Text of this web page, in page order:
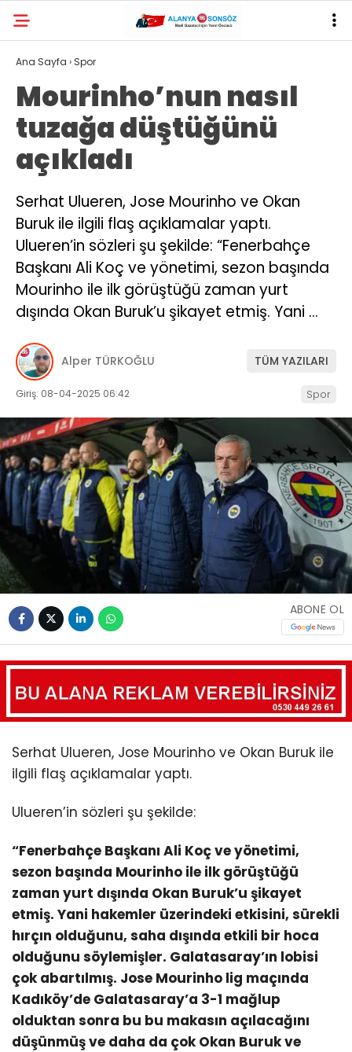
32°
Ana Sayfa › Spor
Mourinho’nun nasıl
tuzağa düştüğünü
açıkladı
Serhat Ulueren, Jose Mourinho ve Okan
Buruk ile ilgili flaş açıklamalar yaptı.
Ulueren’in sözleri şu şekilde: “Fenerbahçe
Başkanı Ali Koç ve yönetimi, sezon başında
Mourinho ile ilk görüştüğü zaman yurt
dışında Okan Buruk’u şikayet etmiş. Yani …
Alper TÜRKOĞLU TÜM YAZILARI
Giriş: 08-04-2025 06:42 Spor
ABONE OL
Serhat Ulueren, Jose Mourinho ve Okan Buruk ile
ilgili flaş açıklamalar yaptı.
Ulueren’in sözleri şu şekilde:
“Fenerbahçe Başkanı Ali Koç ve yönetimi,
sezon başında Mourinho ile ilk görüştüğü
zaman yurt dışında Okan Buruk’u şikayet
etmiş. Yani hakemler üzerindeki etkisini, sürekli
hırçın olduğunu, saha dışında etkili bir hoca
olduğunu söylemişler. Galatasaray’ın lobisi
çok abartılmış. Jose Mourinho lig maçında
Kadıköy’de Galatasaray’a 3-1 mağlup
olduktan sonra bu bu makasın açılacağını
düşünmüş ve daha da çok Okan Buruk ve